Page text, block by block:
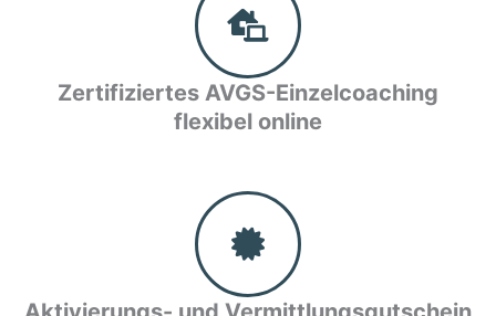
Zertifiziertes AVGS-Einzelcoaching
flexibel online